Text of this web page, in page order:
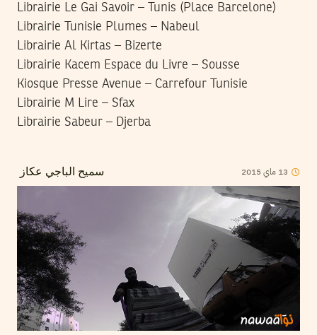
Librairie Le Gai Savoir – Tunis (Place Barcelone)
Librairie Tunisie Plumes – Nabeul
Librairie Al Kirtas – Bizerte
Librairie Kacem Espace du Livre – Sousse
Kiosque Presse Avenue – Carrefour Tunisie
Librairie M Lire – Sfax
Librairie Sabeur – Djerba
سميح الباجي عكاز 13 ماي 2015